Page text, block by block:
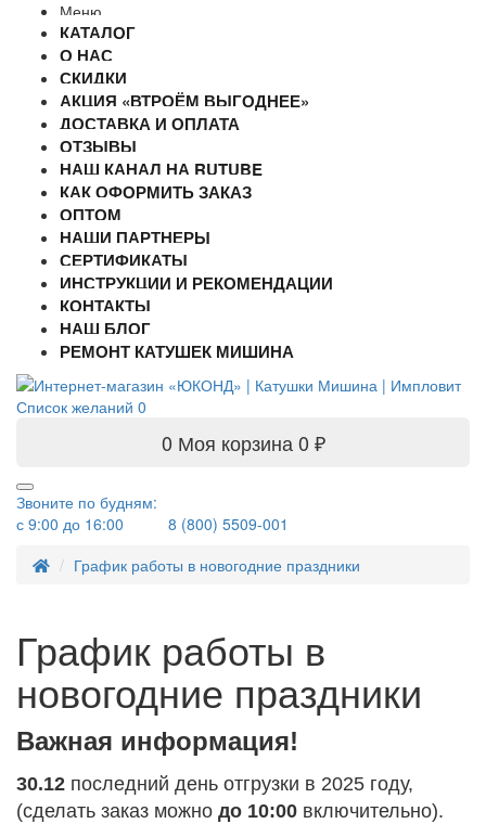
Меню
КАТАЛОГ
О НАС
СКИДКИ
АКЦИЯ «ВТРОЁМ ВЫГОДНЕЕ»
ДОСТАВКА И ОПЛАТА
ОТЗЫВЫ
НАШ КАНАЛ НА RUTUBE
КАК ОФОРМИТЬ ЗАКАЗ
ОПТОМ
НАШИ ПАРТНЕРЫ
СЕРТИФИКАТЫ
ИНСТРУКЦИИ И РЕКОМЕНДАЦИИ
КОНТАКТЫ
НАШ БЛОГ
РЕМОНТ КАТУШЕК МИШИНА
Список желаний 0
0 Моя корзина 0 ₽
Звоните по будням:
с 9:00 до 16:00
8 (800) 5509-001
График работы в новогодние праздники
График работы в
новогодние праздники
Важная информация!
30.12 последний день отгрузки в 2025 году,
(сделать заказ можно до 10:00 включительно).